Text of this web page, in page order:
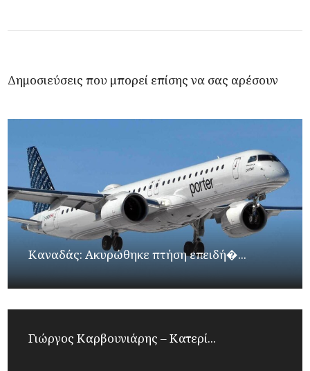
Δημοσιεύσεις που μπορεί επίσης να σας αρέσουν
Καναδάς: Ακυρώθηκε πτήση επειδή�...
Γιώργος Καρβουνιάρης – Κατερί...